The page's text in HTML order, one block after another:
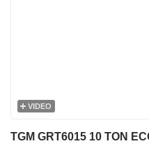
VIDEO
TGM GRT6015 10 TON